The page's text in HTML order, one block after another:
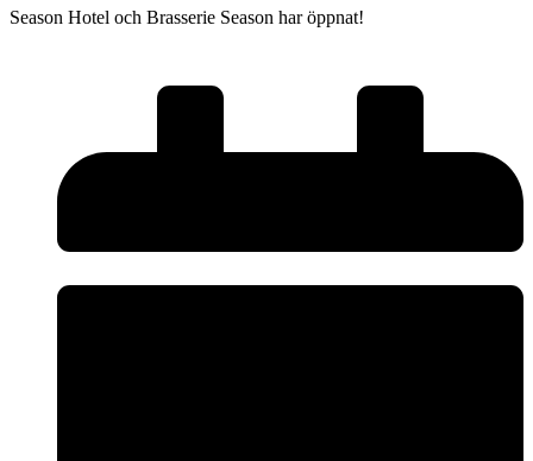
Season Hotel och Brasserie Season har öppnat!